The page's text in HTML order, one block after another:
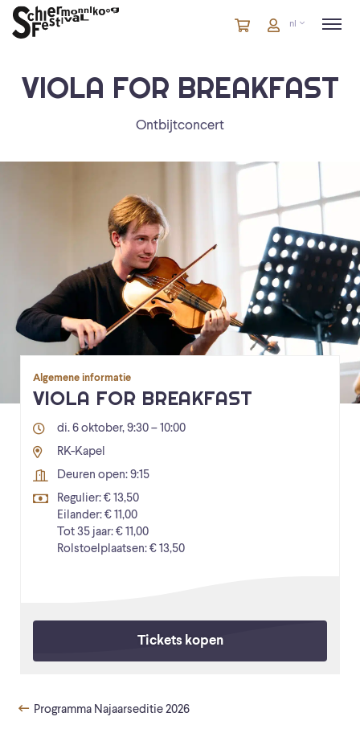
Winkelmandje
artikelen
Account
nl
VIOLA FOR BREAKFAST
Ontbijtconcert
Algemene informatie
VIOLA FOR BREAKFAST
di. 6 oktober, 9:30 – 10:00
RK-Kapel
Deuren open: 9:15
Regulier: € 13,50
Eilander: € 11,00
Tot 35 jaar: € 11,00
Rolstoelplaatsen: € 13,50
Tickets kopen
Programma Najaarseditie 2026